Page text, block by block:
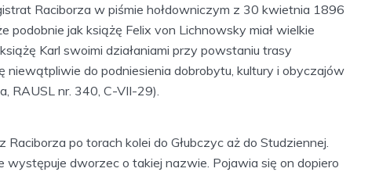
Raciborza w piśmie hołdowniczym z 30 kwietnia 1896
podobnie jak książę Felix von Lichnowsky miał wielkie
Karl swoimi działaniami przy powstaniu trasy
niewątpliwie do podniesienia dobrobytu, kultury i obyczajów
RAUSL nr. 340, C-VII-29).
po torach kolei do Głubczyc aż do Studziennej.
dworzec o takiej nazwie. Pojawia się on dopiero